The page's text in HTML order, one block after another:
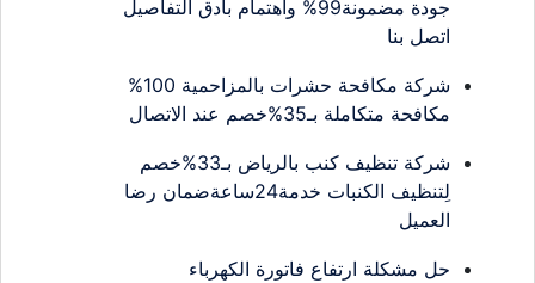
جودة مضمونة99% واهتمام بأدق التفاصيل
اتصل بنا
شركة مكافحة حشرات بالمزاحمية 100%
مكافحة متكاملة بـ35%خصم عند الاتصال
شركة تنظيف كنب بالرياض بـ33%خصم
لِتنظيف الكنبات خدمة24ساعةضمان رضا
العميل
حل مشكلة ارتفاع فاتورة الكهرباء